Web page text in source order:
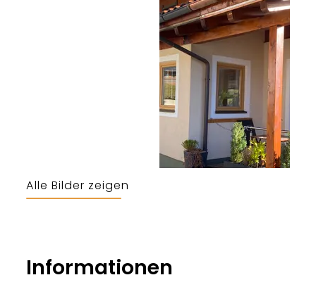
Alle Bilder zeigen
Informationen